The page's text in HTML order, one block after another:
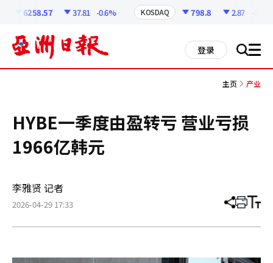
6258.57 37.81 -0.6% KOSDAQ 798.8 2.87
登录 搜 all
主页 产业
HYBE一季度由盈转亏 营业亏损
1966亿韩元
李雅贤 记者
2026-04-29 17:33 分
章
打 调
小